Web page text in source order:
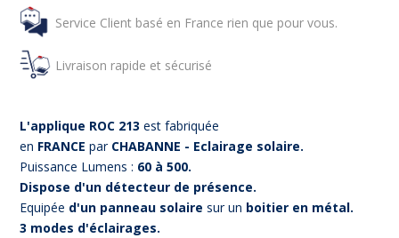
Service Client basé en France rien que pour vous.
Livraison rapide et sécurisé
L'applique ROC 213est fabriquée
en FRANCEpar CHABANNE - Eclairage solaire.
Puissance Lumens : 60 à 500.
Dispose d'un détecteur de présence.
Equipée d'un panneau solaire sur un boitier en métal.
3 modes d'éclairages.